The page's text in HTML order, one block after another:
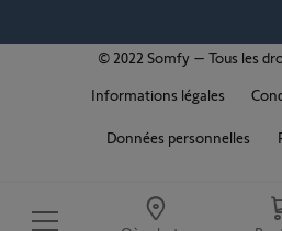
© 2022 Somfy – Tous les
Informations légales
Données personnelles